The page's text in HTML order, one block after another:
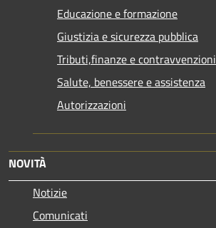
Educazione e formazione
Giustizia e sicurezza pubblica
Tributi,finanze e contravvenzioni
Salute, benessere e assistenza
Autorizzazioni
NOVITÀ
Notizie
Comunicati